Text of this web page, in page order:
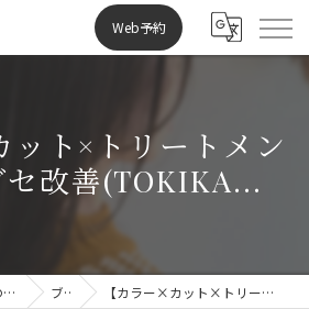
Web予約
ット×トリートメン
セ改善(TOKIKA...
岡山県倉敷市真備町の美容室ならami hair design ブログ 【カラー×カット×トリートメント×生えグセ改善(TOKIKA...